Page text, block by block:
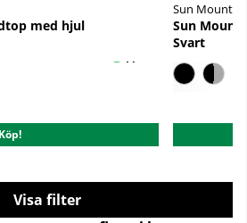
med hjul
Köp!
Sun
Sun
Svart
2972 Kr
Filtrera